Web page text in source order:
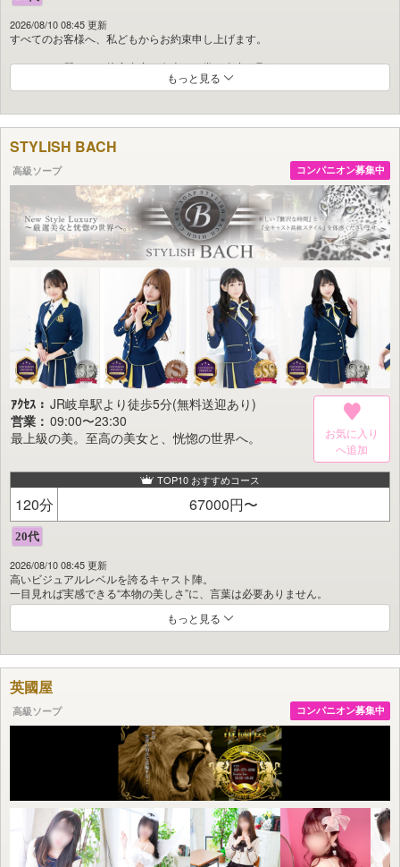
2026/08/10 08:45 更新
すべてのお客様へ、私どもからお約束申し上げます。
・レディの質および接客内容の向上に、常に全力で取り組みます。
お客様に尽くすことを喜びとし、仕事を通じて人としても成長できるよう、
日々研鑽を重ねてまいります。
・スタッフの接客マナーについても、妥協なく向上を図ります。
お客様とレディをつなぐ架け橋として、清潔さと誠実さを信条に、
高級店にふさわしい品格ある対応を徹底いたします。
一人ひとりが持てる最高のパフォーマンスを日々積み重ね、
「東海エリア最高峰」という目標へ、着実に歩みを進めていくこと。
それが私どもの総意であり、変わらぬ志です。
日頃よりお寄せいただくご愛顧への感謝とともに、
ここにその想いを表明いたします。
もっと見る
STYLISH BACH
高級ソープ コンパニオン募集中
ｱｸｾｽ： JR岐阜駅より徒歩5分(無料送迎あり)
営業： 09:00〜23:30
最上級の美。至高の美女と、恍惚の世界へ。
お気に入り
TOP10 おすすめコース
120分 67000円〜
2026/08/10 08:45 更新
高いビジュアルレベルを誇るキャスト陣。
一目見れば実感できる“本物の美しさ”に、言葉は必要ありません。
高級ソープでありながら、比較的ご利用いただきやすい価格設定。
洗練された美しい女性とともに、
これまでにない、
「贅沢」で「高級」な体験を、ぜひご体感ください。
もっと見る
英國屋
高級ソープ コンパニオン募集中